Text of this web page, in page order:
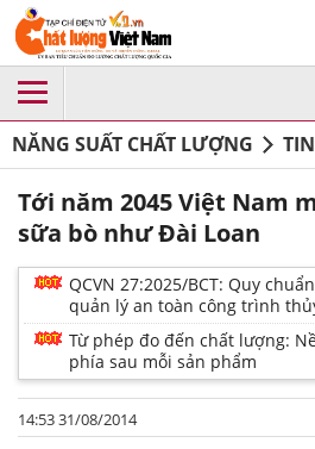
NĂNG SUẤT CHẤT LƯỢNG
Tới năm 2045 Việt Nam
sữa bò như Đài Loan
QCVN 27:2025/BCT: Quy
quản lý an toàn công trình
Từ phép đo đến chất lượng:
phía sau mỗi sản phẩm
14:53 31/08/2014